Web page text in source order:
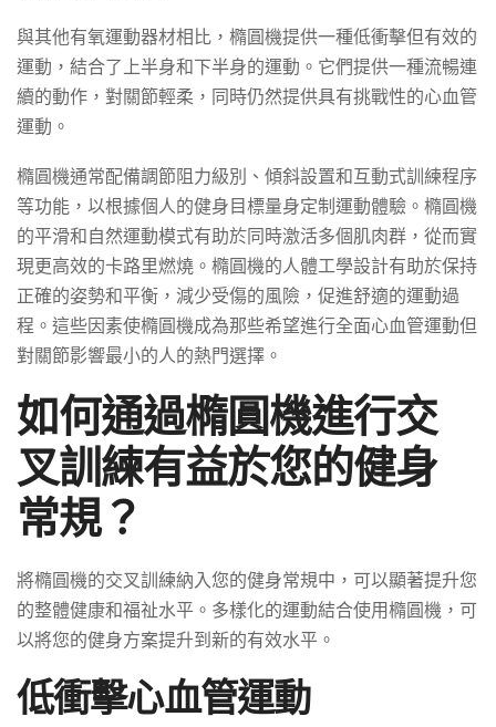
與其他有氧運動器材相比，橢圓機提供一種低衝擊但有效的
運動，結合了上半身和下半身的運動。它們提供一種流暢連
續的動作，對關節輕柔，同時仍然提供具有挑戰性的心血管
運動。
橢圓機通常配備調節阻力級別、傾斜設置和互動式訓練程序
等功能，以根據個人的健身目標量身定制運動體驗。橢圓機
的平滑和自然運動模式有助於同時激活多個肌肉群，從而實
現更高效的卡路里燃燒。橢圓機的人體工學設計有助於保持
正確的姿勢和平衡，減少受傷的風險，促進舒適的運動過
程。這些因素使橢圓機成為那些希望進行全面心血管運動但
對關節影響最小的人的熱門選擇。
如何通過橢圓機進行交
叉訓練有益於您的健身
常規？
將橢圓機的交叉訓練納入您的健身常規中，可以顯著提升您
的整體健康和福祉水平。多樣化的運動結合使用橢圓機，可
以將您的健身方案提升到新的有效水平。
低衝擊心血管運動